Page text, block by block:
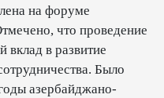
на форуме
что проведение
вклад в развитие
Было
азербайджано-